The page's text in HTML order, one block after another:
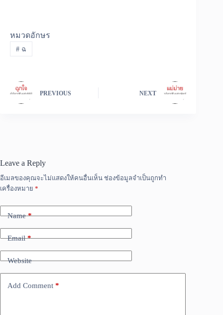
หมวดอักษร
#ฉ
PREVIOUS NEXT
Leave a Reply
อีเมลของคุณจะไม่แสดงให้คนอื่นเห็น ช่องข้อมูลจำเป็นถูกทำ
เครื่องหมาย *
Name*
Email*
Website
Add Comment *